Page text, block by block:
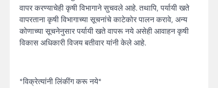
वापर करण्याचेही कृषी विभागाने सुचवले आहे. तथापि, पर्यायी खते
वापरताना कृषी विभागाच्या सूचनांचे काटेकोर पालन करावे, अन्य
कोणाच्या सूचनेनुसार पर्यायी खते वापरू नये असेही आवाहन कृषी
विकास अधिकारी विजय बतीवार यांनी केले आहे.
*विक्रेत्यांनी लिंकींग करू नये*